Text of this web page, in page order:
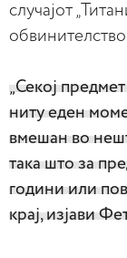
случајот
обвинителство.
„Секој
ниту еден
вмешан во
така што за
години или
крај, изјави